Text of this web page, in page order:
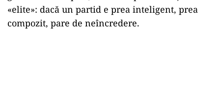
«elite»: dacă un partid e prea inteligent, prea
compozit, pare de neîncredere.